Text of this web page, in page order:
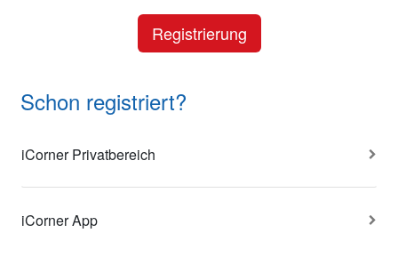
Registrierung
Schon registriert?
iCorner Privatbereich
iCorner App